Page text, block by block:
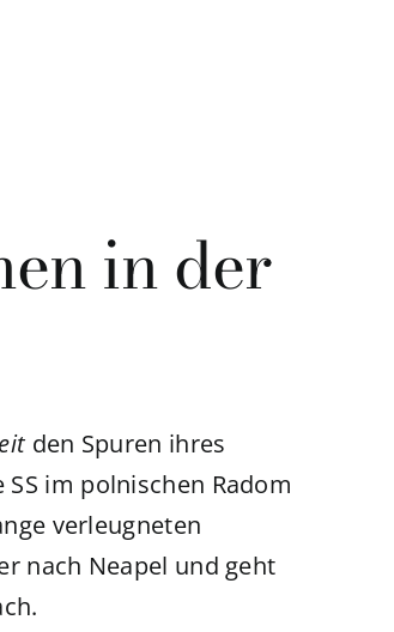
in der
den Spuren ihres
im polnischen Radom
verleugneten
nach Neapel und geht